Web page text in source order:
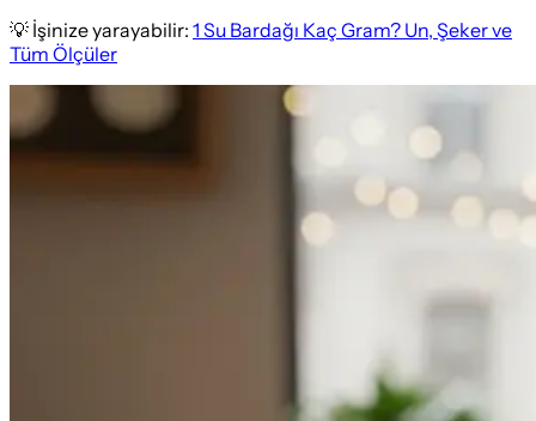
💡 İşinize yarayabilir: 1 Su Bardağı Kaç Gram? Un, Şeker ve
Tüm Ölçüler